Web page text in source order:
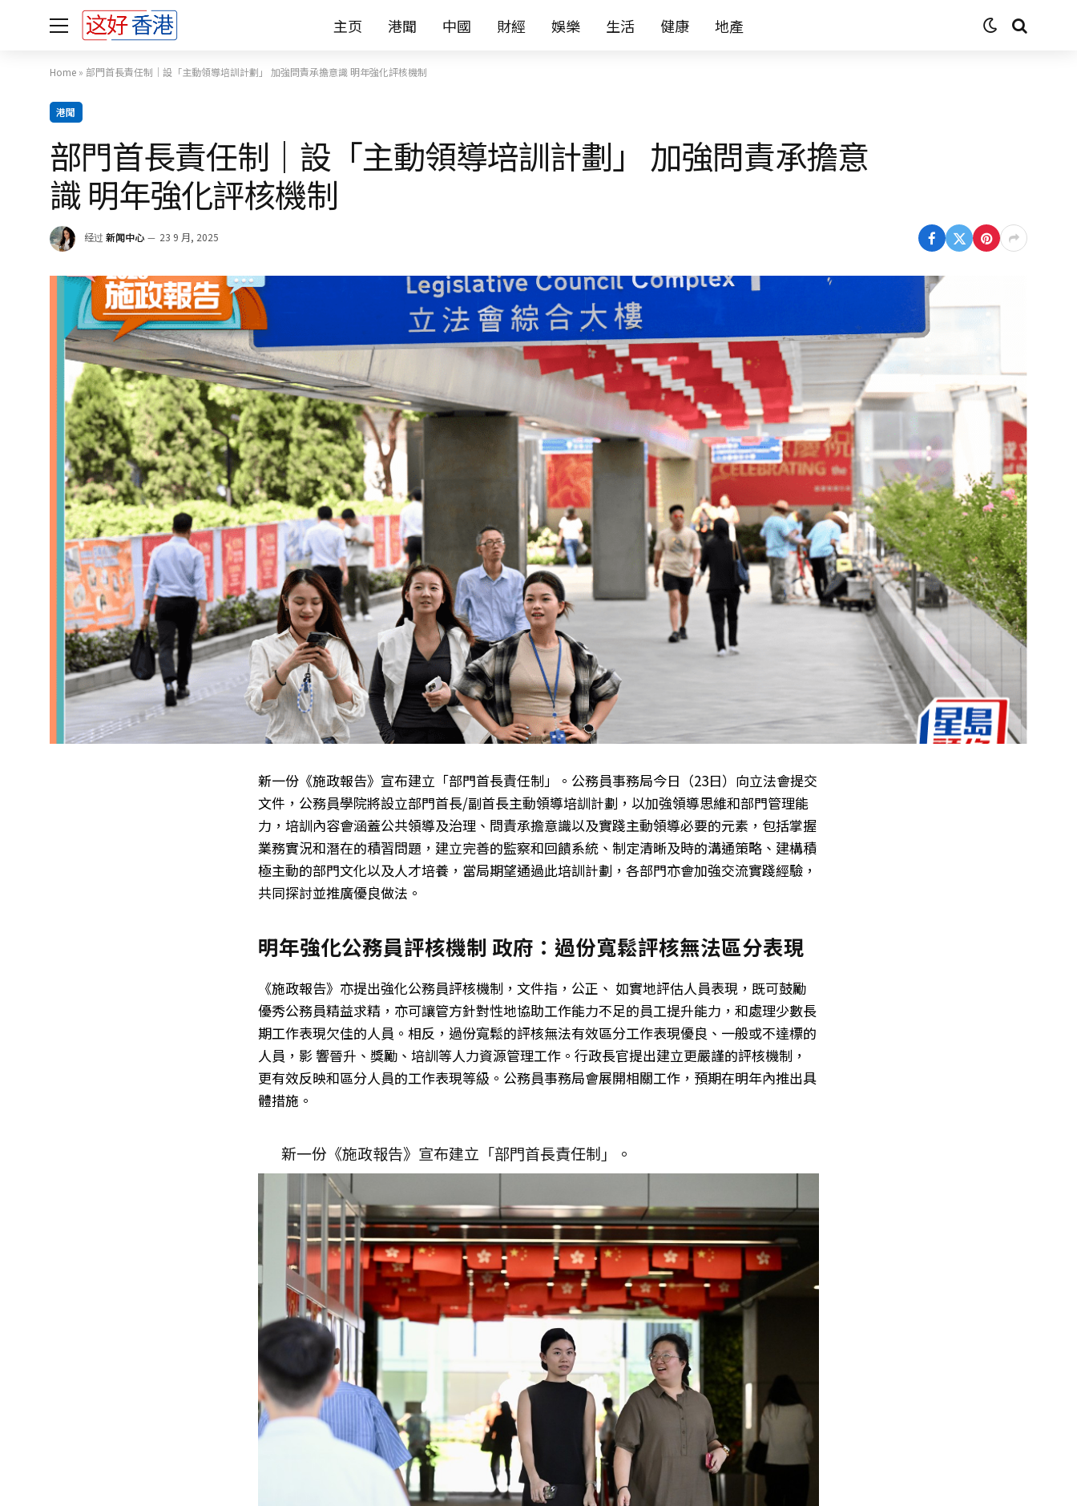
主页 港聞 中國 財經 娛樂 生活 健康 地產
Home » 部門首長責任制｜設「主動領導培訓計劃」 加強問責承擔意識 明年強化評核機制
港聞
部門首長責任制｜設「主動領導培訓計劃」 加強問責承擔意
識 明年強化評核機制
经过 新闻中心 23 9 月, 2025
新一份《施政報告》宣布建立「部門首長責任制」。公務員事務局今日（23日）向立法會提交
文件，公務員學院將設立部門首長/副首長主動領導培訓計劃，以加強領導思維和部門管理能
力，培訓內容會涵蓋公共領導及治理、問責承擔意識以及實踐主動領導必要的元素，包括掌握
業務實況和潛在的積習問題，建立完善的監察和回饋系統、制定清晰及時的溝通策略、建構積
極主動的部門文化以及人才培養，當局期望通過此培訓計劃，各部門亦會加強交流實踐經驗，
共同探討並推廣優良做法。
明年強化公務員評核機制 政府：過份寬鬆評核無法區分表現
《施政報告》亦提出強化公務員評核機制，文件指，公正、 如實地評估人員表現，既可鼓勵
優秀公務員精益求精，亦可讓管方針對性地協助工作能力不足的員工提升能力，和處理少數長
期工作表現欠佳的人員。相反，過份寬鬆的評核無法有效區分工作表現優良、一般或不達標的
人員，影 響晉升、獎勵、培訓等人力資源管理工作。行政長官提出建立更嚴謹的評核機制，
更有效反映和區分人員的工作表現等級。公務員事務局會展開相關工作，預期在明年內推出具
體措施。
新一份《施政報告》宣布建立「部門首長責任制」。